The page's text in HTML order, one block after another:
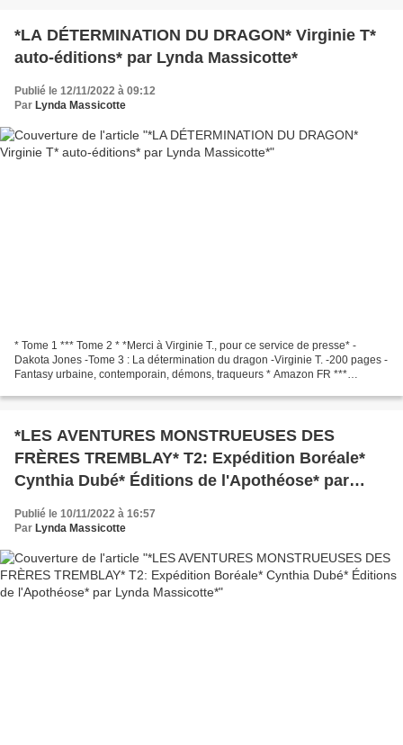
*LA DÉTERMINATION DU DRAGON* Virginie T*
auto-éditions* par Lynda Massicotte*
Publié le 12/11/2022 à 09:12
Par Lynda Massicotte
* Tome 1 *** Tome 2 * *Merci à Virginie T., pour ce service de presse* -
Dakota Jones -Tome 3 : La détermination du dragon -Virginie T. -200 pages -
Fantasy urbaine, contemporain, démons, traqueurs * Amazon FR ***
*LES AVENTURES MONSTRUEUSES DES
FRÈRES TREMBLAY* T2: Expédition Boréale*
Cynthia Dubé* Éditions de l'Apothéose* par
Lynda Massicotte*
Publié le 10/11/2022 à 16:57
Par Lynda Massicotte